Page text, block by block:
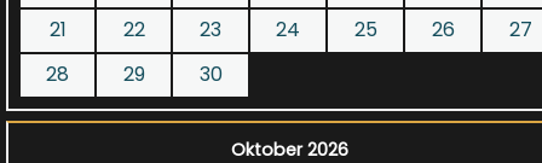
21
22 23 24 25 26
27
28
29 30
Oktober 2026